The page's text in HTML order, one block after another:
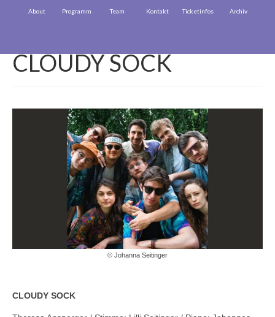
About Programm Team Kontakt Ticketinfos Archiv
CLOUDY SOCK
© Johanna Seitinger
CLOUDY SOCK